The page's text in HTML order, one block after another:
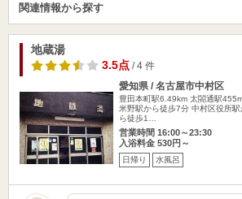
関連情報から探す
地蔵湯
3.5点/ 4 件
愛知県 / 名古屋市中村区
豊田本町駅6.49km 太閤通駅
米野駅から徒歩7分 中村区役所
ら徒歩1…
営業時間 16:00～23:30
入浴料金 530円～
日帰り 水風呂